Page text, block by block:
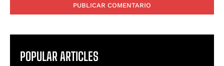
POPULAR ARTICLES